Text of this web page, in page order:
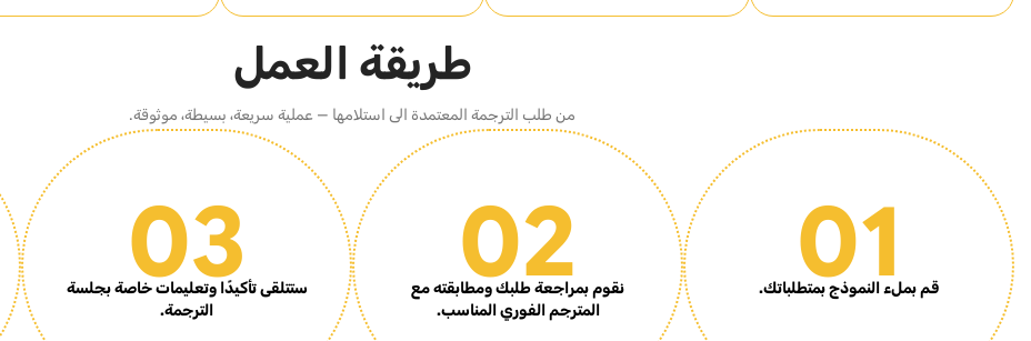
طريقة العمل
من طلب الترجمة المعتمدة الى استلامها — عملية سريعة، بسيطة، موثوقة.
01
قم بملء النموذج بمتطلباتك. 02
نقوم بمراجعة طلبك ومطابقته مع
المترجم الفوري المناسب.
03
ستتلقى تأكيدًا وتعليمات خاصة بجلسة
الترجمة.